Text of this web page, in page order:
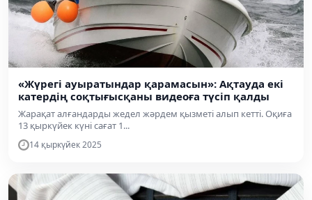
«Жүрегі ауыратындар қарамасын»: Ақтауда екі
катердің соқтығысқаны видеоға түсіп қалды
Жарақат алғандарды жедел жәрдем қызметі алып кетті. Оқиға
13 қыркүйек күні сағат 1...
14 қыркүйек 2025